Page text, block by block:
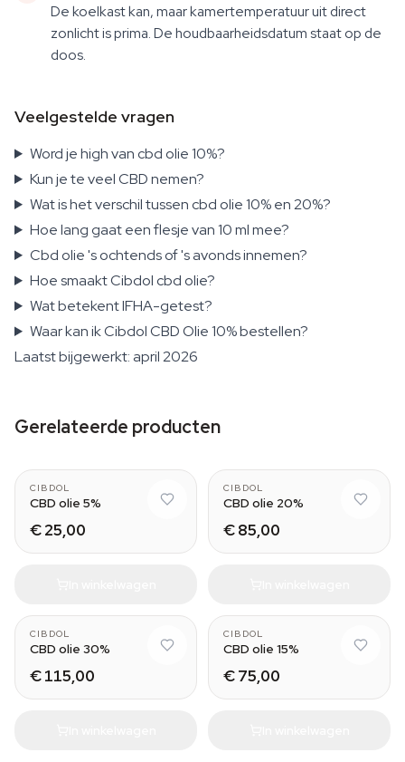
De koelkast kan, maar kamertemperatuur uit direct
zonlicht is prima. De houdbaarheidsdatum staat op de
doos.
Veelgestelde vragen
Word je high van cbd olie 10%?
Kun je te veel CBD nemen?
Wat is het verschil tussen cbd olie 10% en 20%?
Hoe lang gaat een flesje van 10 ml mee?
Cbd olie 's ochtends of 's avonds innemen?
Hoe smaakt Cibdol cbd olie?
Wat betekent IFHA-getest?
Waar kan ik Cibdol CBD Olie 10% bestellen?
Laatst bijgewerkt: april 2026
Gerelateerde producten
CIBDOL
CBD olie 5%
€ 25,00
CIBDOL
CBD olie 20%
€ 85,00
CIBDOL
CBD olie 30%
€ 115,00
CIBDOL
CBD olie 15%
€ 75,00